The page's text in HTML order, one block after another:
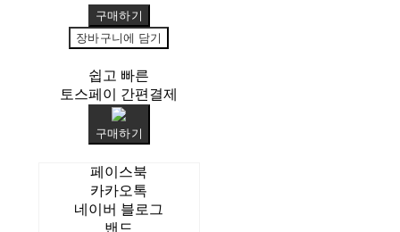
구매하기
장바구니에 담기
쉽고 빠른
토스페이 간편결제
구매하기
페이스북
카카오톡
네이버 블로그
밴드